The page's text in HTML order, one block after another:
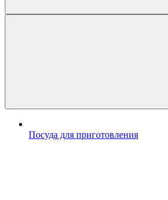
Посуда для приготовления